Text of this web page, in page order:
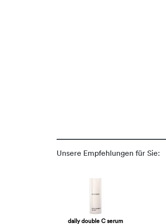
Unsere Empfehlungen für Sie:
daily double C serum